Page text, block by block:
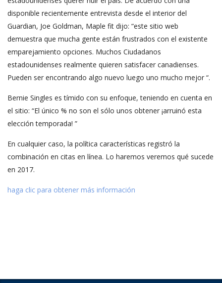
disponible recientemente entrevista desde el interior del
Guardian, Joe Goldman, Maple fit dijo: “este sitio web
demuestra que mucha gente están frustrados con el existente
emparejamiento opciones. Muchos Ciudadanos
estadounidenses realmente quieren satisfacer canadienses.
Pueden ser encontrando algo nuevo luego uno mucho mejor “.
Bernie Singles es tímido con su enfoque, teniendo en cuenta en
el sitio: “El único % no son el sólo unos obtener ¡arruinó esta
elección temporada! ”
En cualquier caso, la política características registró la
combinación en citas en línea. Lo haremos veremos qué sucede
en 2017.
haga clic para obtener más información